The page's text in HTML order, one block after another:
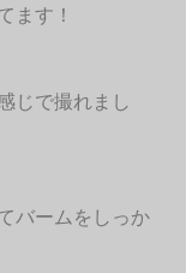
ます！
じで撮れまし
バームをしっか